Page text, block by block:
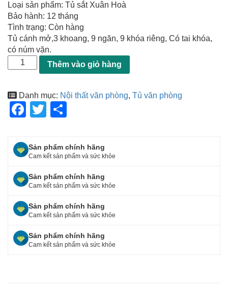
Loại sản phẩm: Tủ sắt Xuân Hoà
Bảo hành: 12 tháng
Tình trạng: Còn hàng
Tủ cánh mở,3 khoang, 9 ngăn, 9 khóa riêng, Có tai khóa,
có núm vặn.
Thêm vào giỏ hàng
Danh mục: Nội thất văn phòng, Tủ văn phòng
F
c
e
b
o
o
k
T
tt
er
ar
e
Sản phẩm chính hãng
Cam kết sản phẩm và sức khỏe
Sản phẩm chính hãng
Cam kết sản phẩm và sức khỏe
Sản phẩm chính hãng
Cam kết sản phẩm và sức khỏe
Sản phẩm chính hãng
Cam kết sản phẩm và sức khỏe